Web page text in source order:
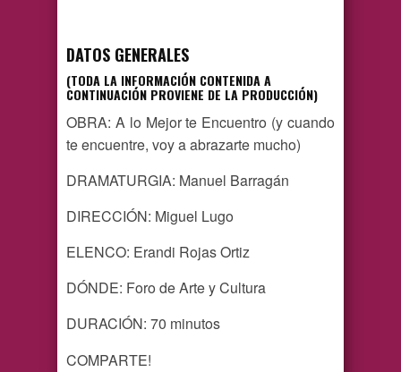
DATOS GENERALES
(TODA LA INFORMACIÓN CONTENIDA A
CONTINUACIÓN PROVIENE DE LA PRODUCCIÓN)
OBRA: A lo Mejor te Encuentro (y cuando
te encuentre, voy a abrazarte mucho)
DRAMATURGIA: Manuel Barragán
DIRECCIÓN: Miguel Lugo
ELENCO: Erandi Rojas Ortiz
DÓNDE: Foro de Arte y Cultura
DURACIÓN: 70 minutos
COMPARTE!